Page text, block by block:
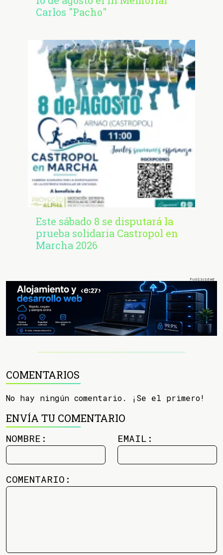
Carlos "Pacho"
Este sábado 8 se disputará la
prueba solidaria Castropol en
Marcha 2026
COMENTARIOS
No hay ningún comentario. ¡Se el primero!
ENVÍA TU COMENTARIO
NOMBRE: EMAIL:
COMENTARIO: